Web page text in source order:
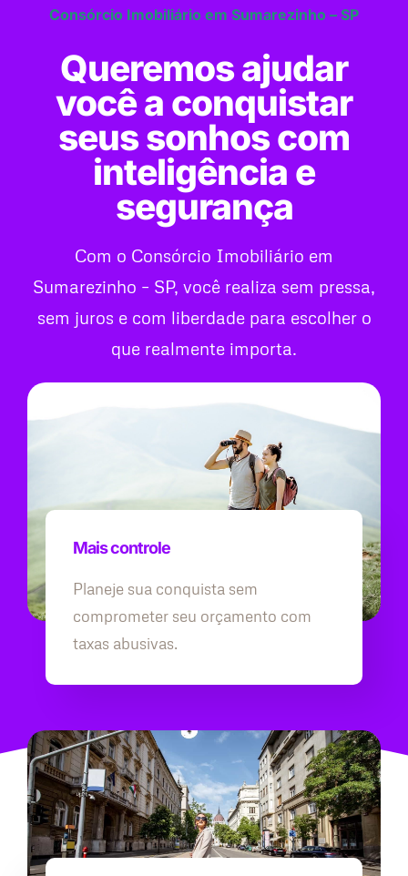
Consórcio Imobiliário em Sumarezinho – SP
Queremos ajudar
você a conquistar
seus sonhos com
inteligência e
segurança
Com o Consórcio Imobiliário em
Sumarezinho – SP, você realiza sem pressa,
sem juros e com liberdade para escolher o
que realmente importa.
Mais controle
Planeje sua conquista sem
comprometer seu orçamento com
taxas abusivas.